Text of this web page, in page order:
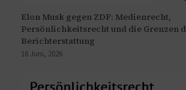
Elon Musk gegen ZDF: Medienrecht,
Persönlichkeitsrecht und die Grenzen
Berichterstattung
16 Juni, 2026